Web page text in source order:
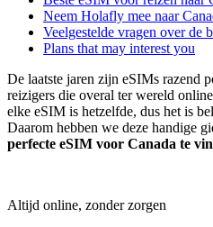
Neem Holafly mee naar
Veelgestelde vragen over de
Plans that may interest you
De laatste jaren zijn eSIMs razend
reizigers die overal ter wereld
elke eSIM is hetzelfde, dus het is
Daarom hebben we deze handige
perfecte eSIM voor Canada te
Altijd online, zonder zorgen